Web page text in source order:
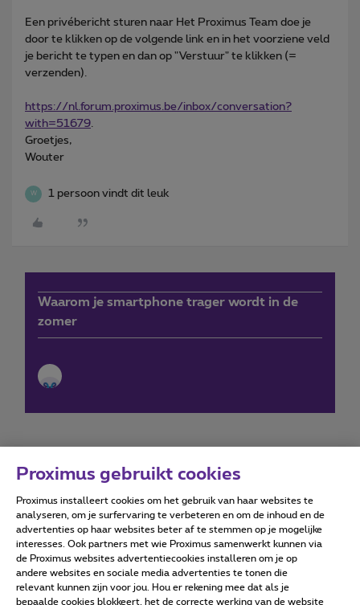
Een privébericht sturen naar Het Proximus Team doe je
door te klikken op de volgende link en in het voorziene veld
je bericht te typen en dan op "Verstuur" te klikken (=
verzenden).
https://nl.forum.proximus.be/inbox/conversation?
with=51679
Groetjes,
Wouter
W 1 persoon vindt dit leuk
Waarom je smartphone trager wordt in de
zomer
Forumvoorwaarden Accessibility statement
Alle rechten voorbehouden. © Proximus
Proximus gebruikt cookies
Proximus installeert cookies om het gebruik van haar websites te
analyseren, om je surfervaring te verbeteren en om de inhoud en de
advertenties op haar websites beter af te stemmen op je mogelijke
interesses. Ook partners met wie Proximus samenwerkt kunnen via
de Proximus websites advertentiecookies installeren om je op
andere websites en sociale media advertenties te tonen die
relevant kunnen zijn voor jou. Hou er rekening mee dat als je
bepaalde cookies blokkeert, het de correcte werking van de website